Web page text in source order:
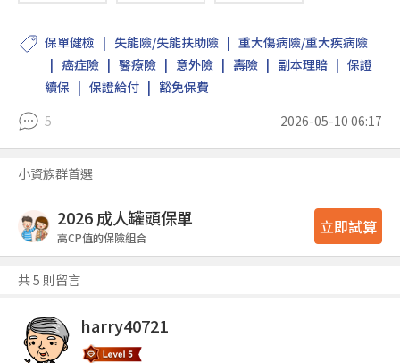
保單健檢 失能險/失能扶助險
重大傷病險/重大疾病險
癌症險
醫療險 意外險 壽險 副本理賠
保證
續保
保證給付
豁免保費
5
2026-05-10 06:17
小資族群首選
2026 成人罐頭保單
高CP值的保險組合
立即試算
共 5 則留言
harry40721